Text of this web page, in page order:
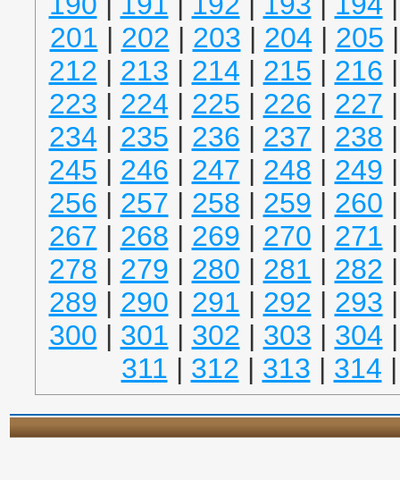
201 | 202 | 203 | 204 | 205
212 | 213 | 214 | 215 | 216
223 | 224 | 225 | 226 | 227
234 | 235 | 236 | 237 | 238
245 | 246 | 247 | 248 | 249
256 | 257 | 258 | 259 | 260
267 | 268 | 269 | 270 | 271
278 | 279 | 280 | 281 | 282
289 | 290 | 291 | 292 | 293
300 | 301 | 302 | 303 | 304
311 | 312 | 313 | 314